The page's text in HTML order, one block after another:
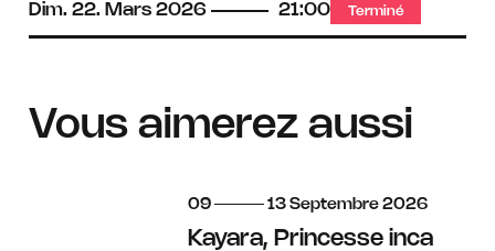
Dim. 22. Mars 2026 21:00 Terminé
Vous aimerez aussi
du
09 au
13 septembre
Septembre 2026
Kayara, Princesse inca